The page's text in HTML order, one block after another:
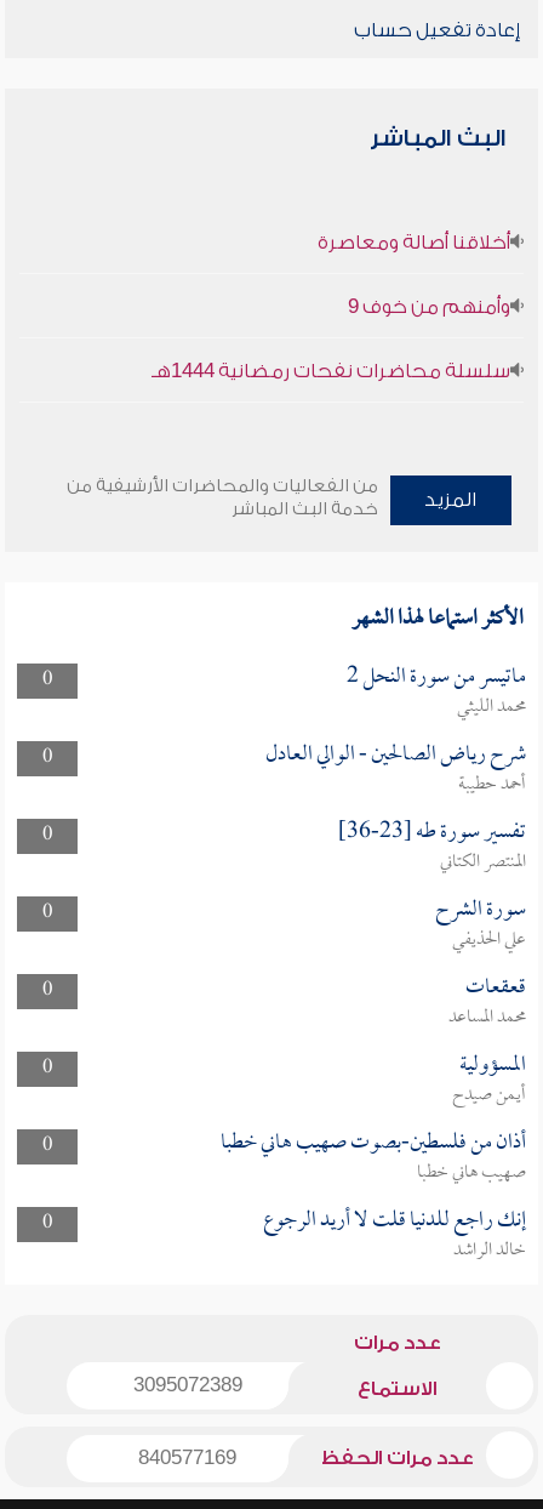
إعادة تفعيل حساب
البث المباشر
أخلاقنا أصالة ومعاصرة
وأمنهم من خوف 9
سلسلة محاضرات نفحات رمضانية 1444هـ
المزيد
من الفعاليات والمحاضرات الأرشيفية من
خدمة البث المباشر
الأكثر استماعا لهذا الشهر
0 ماتيسر من سورة النحل 2
محمد الليثي
0
شرح رياض الصالحين - الوالي العادل
أحمد حطيبة
0
تفسير سورة طه [23-36]
المنتصر الكتاني
0
سورة الشرح
علي الحذيفي
0
قعقعات
محمد المساعد
0
المسؤولية
أيمن صيدح
0
أذان من فلسطين-بصوت صهيب هاني خطبا
صهيب هاني خطبا
0
إنك راجع للدنيا قلت لا أريد الرجوع
خالد الراشد
عدد مرات
الاستماع 3095072389
عدد مرات الحفظ 840577169